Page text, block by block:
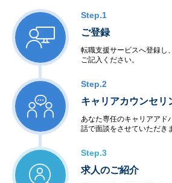
Step.1
ご登録
転職支援サービスへ登録し
ご記入ください。
Step.2
キャリアカウンセリ
あなた専任のキャリアアド
話で面談をさせていただき
Step.3
求人のご紹介